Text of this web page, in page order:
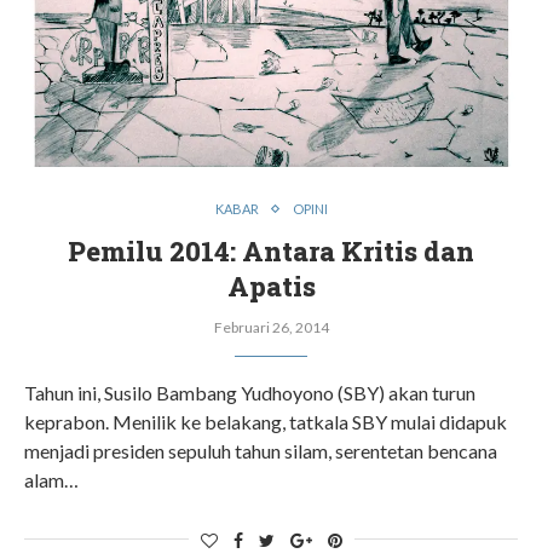
KABAR OPINI
Pemilu 2014: Antara Kritis dan
Apatis
Februari 26, 2014
Tahun ini, Susilo Bambang Yudhoyono (SBY) akan turun
keprabon. Menilik ke belakang, tatkala SBY mulai didapuk
menjadi presiden sepuluh tahun silam, serentetan bencana
alam…